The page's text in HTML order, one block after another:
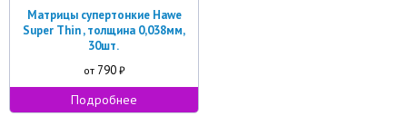
Матрицы супертонкие Hawe
Super Thin , толщина 0,038мм,
30шт.
от 790₽
Подробнее